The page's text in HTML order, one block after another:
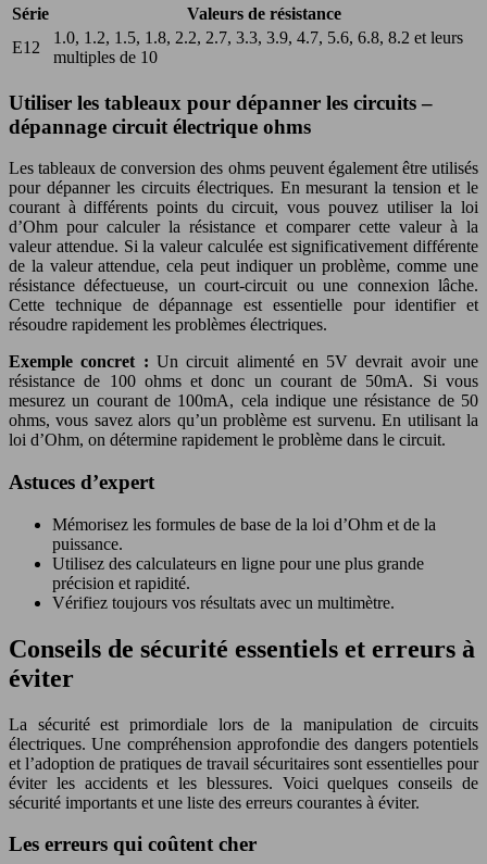
Série
Valeurs de résistance
E12
1.0, 1.2, 1.5, 1.8, 2.2, 2.7, 3.3, 3.9, 4.7, 5.6, 6.8, 8.2 et leurs
multiples de 10
Utiliser les tableaux pour dépanner les circuits –
dépannage circuit électrique ohms
Les tableaux de conversion des ohms peuvent également être utilisés
pour dépanner les circuits électriques. En mesurant la tension et le
courant à différents points du circuit, vous pouvez utiliser la loi
d’Ohm pour calculer la résistance et comparer cette valeur à la
valeur attendue. Si la valeur calculée est significativement différente
de la valeur attendue, cela peut indiquer un problème, comme une
résistance défectueuse, un court-circuit ou une connexion lâche.
Cette technique de dépannage est essentielle pour identifier et
résoudre rapidement les problèmes électriques.
Exemple concret : Un circuit alimenté en 5V devrait avoir une
résistance de 100 ohms et donc un courant de 50mA. Si vous
mesurez un courant de 100mA, cela indique une résistance de 50
ohms, vous savez alors qu’un problème est survenu. En utilisant la
loi d’Ohm, on détermine rapidement le problème dans le circuit.
Astuces d’expert
Mémorisez les formules de base de la loi d’Ohm et de la
puissance.
Utilisez des calculateurs en ligne pour une plus grande
précision et rapidité.
Vérifiez toujours vos résultats avec un multimètre.
Conseils de sécurité essentiels et erreurs à
éviter
La sécurité est primordiale lors de la manipulation de circuits
électriques. Une compréhension approfondie des dangers potentiels
et l’adoption de pratiques de travail sécuritaires sont essentielles pour
éviter les accidents et les blessures. Voici quelques conseils de
sécurité importants et une liste des erreurs courantes à éviter.
Les erreurs qui coûtent cher